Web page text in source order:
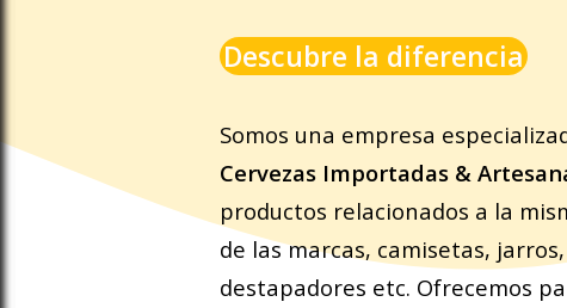
Descubre la diferencia
Somos una empresa
Cervezas Importadas &
productos relacionados a la
de las marcas, camisetas,
destapadores etc. Ofrecemos